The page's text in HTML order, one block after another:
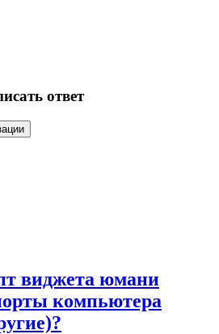
ответ
виджета юмани
компьютера